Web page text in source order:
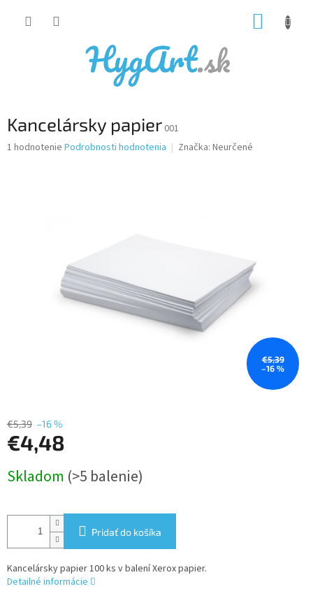
Kancelársky papier 001
Priemerné
1 hodnotenie Podrobnosti hodnotenia Značka: Neurčené
€5,39
–16 %
€5,39 –16 %
€4,48
cena:
Skladom (>5 balenie)
Pridať do košíka
Kancelársky papier 100 ks v balení Xerox papier.
Detailné informácie